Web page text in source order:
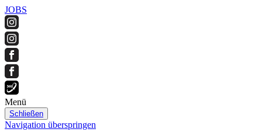
JOBS
Menü
Schließen
Navigation überspringen